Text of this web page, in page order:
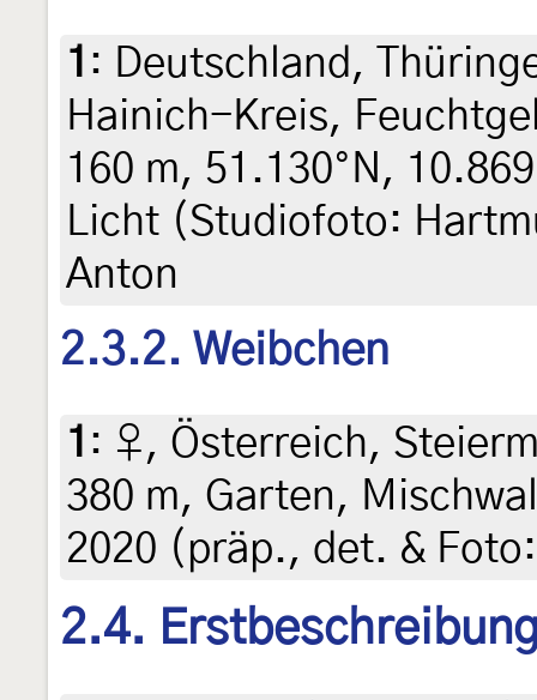
1 : Deutschland,
Hainich-Kreis,
160 m, 51.130°N,
Licht (Studiofoto:
Anton
2.3.2. Weibchen
1 : ♀, Österreich,
380 m, Garten,
2020 (präp., det. &
2.4.